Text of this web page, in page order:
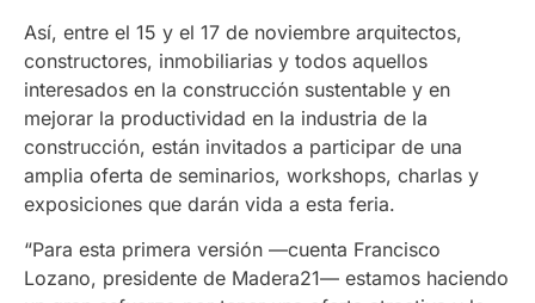
Así, entre el 15 y el 17 de noviembre arquitectos,
constructores, inmobiliarias y todos aquellos
interesados en la construcción sustentable y en
mejorar la productividad en la industria de la
construcción, están invitados a participar de una
amplia oferta de seminarios, workshops, charlas y
exposiciones que darán vida a esta feria.
“Para esta primera versión ­—cuenta Francisco
Lozano, presidente de Madera21— estamos haciendo